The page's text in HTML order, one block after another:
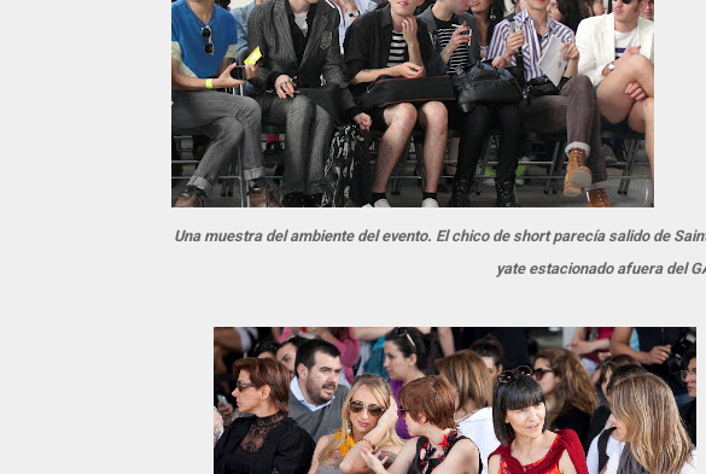
Una muestra del ambiente del evento. El chico de short parecía salido de
yate estacionado afuera del